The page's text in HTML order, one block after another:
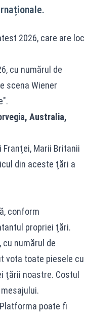
2026, care are loc
cu numărul de
scena Wiener
Australia,
Marii Britanii
din aceste ţări a
conform
propriei ţări.
numărul de
vota toate piesele cu
ţării noastre. Costul
poate fi